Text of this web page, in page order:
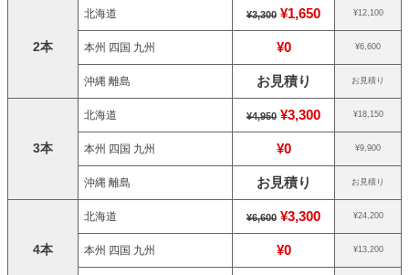
2本
北海道 ¥3,300 ¥1,650 ¥12,100
本州 四国 九州 ¥0 ¥6,600
沖縄 離島 お見積り お見積り
3本
北海道 ¥4,950 ¥3,300 ¥18,150
本州 四国 九州 ¥0 ¥9,900
沖縄 離島 お見積り お見積り
4本
北海道 ¥6,600 ¥3,300 ¥24,200
本州 四国 九州 ¥0 ¥13,200